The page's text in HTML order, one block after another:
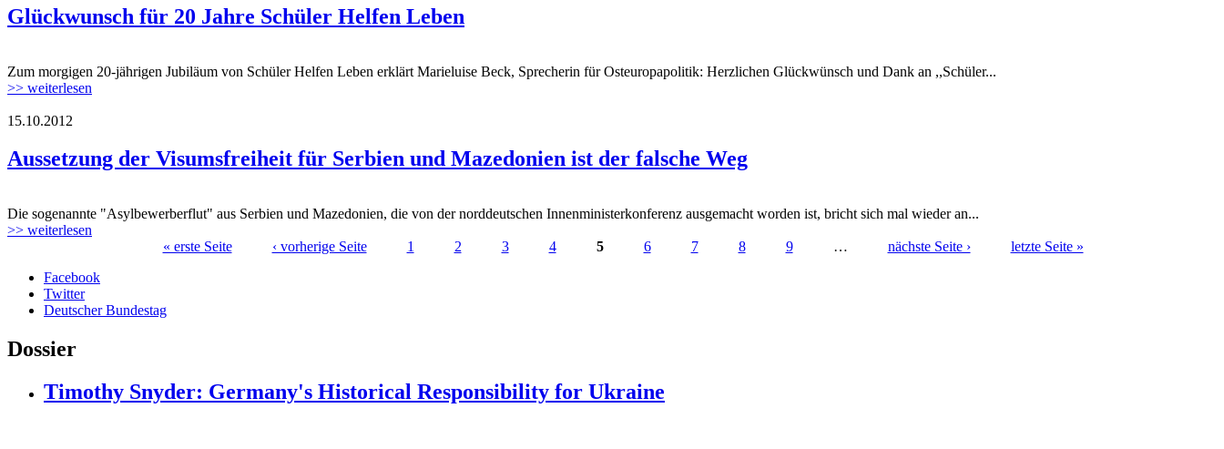
Glückwunsch für 20 Jahre Schüler Helfen Leben
Zum morgigen 20-jährigen Jubiläum von Schüler Helfen Leben erklärt Marieluise Beck, Sprecherin für Osteuropapolitik: Herzlichen Glückwünsch und Dank an ,,Schüler...
>> weiterlesen
15.10.2012
Aussetzung der Visumsfreiheit für Serbien und Mazedonien ist der falsche Weg
Die sogenannte "Asylbewerberflut" aus Serbien und Mazedonien, die von der norddeutschen Innenministerkonferenz ausgemacht worden ist, bricht sich mal wieder an...
>> weiterlesen
Seiten
« erste Seite ‹ vorherige Seite 1 2 3 4 5 6 7 8 9 … nächste Seite ›
letzte Seite »
Facebook
Twitter
Deutscher Bundestag
Dossier
Timothy Snyder: Germany's Historical Responsibility for Ukraine